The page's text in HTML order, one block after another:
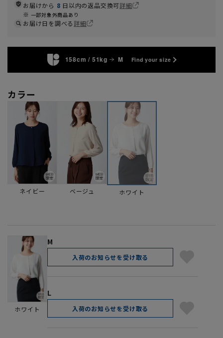
お届けから 8 日以内の返品交換可詳細
一部対象外商品あり
お届け日を調べる詳細
158cm / 51kg M Find your size
カラー
ネイビー ベージュ ホワイト
ホワイト
M
入荷のお知らせを受け取る
L
入荷のお知らせを受け取る